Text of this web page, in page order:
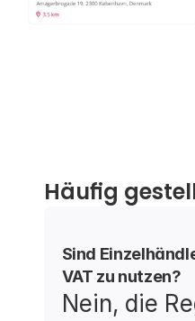
Häufig
Sind
VAT zu nutzen?
Nein, die